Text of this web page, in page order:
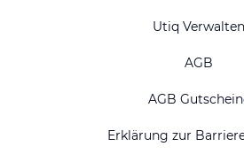
Utiq Verwalten
AGB
AGB
Erklärung zur